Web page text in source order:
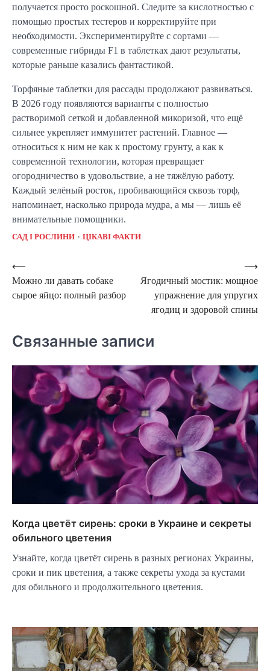
получается просто роскошной. Следите за кислотностью с
помощью простых тестеров и корректируйте при
необходимости. Экспериментируйте с сортами —
современные гибриды F1 в таблетках дают результаты,
которые раньше казались фантастикой.
Торфяные таблетки для рассады продолжают развиваться.
В 2026 году появляются варианты с полностью
растворимой сеткой и добавленной микоризой, что ещё
сильнее укрепляет иммунитет растений. Главное —
относиться к ним не как к простому грунту, а как к
современной технологии, которая превращает
огородничество в удовольствие, а не тяжёлую работу.
Каждый зелёный росток, пробивающийся сквозь торф,
напоминает, насколько природа мудра, а мы — лишь её
внимательные помощники.
САД І РОСЛИНИ ЦІКАВІ ФАКТИ
Навигация
по
⟵
Можно ли давать собаке
сырое яйцо: полный разбор
Ягодичный мостик: мощное
упражнение для упругих
ягодиц и здоровой спины
⟶
Связанные записи
Когда цветёт сирень: сроки в Украине и секреты
обильного цветения
Узнайте, когда цветёт сирень в разных регионах Украины,
сроки и пик цветения, а также секреты ухода за кустами
для обильного и продолжительного цветения.